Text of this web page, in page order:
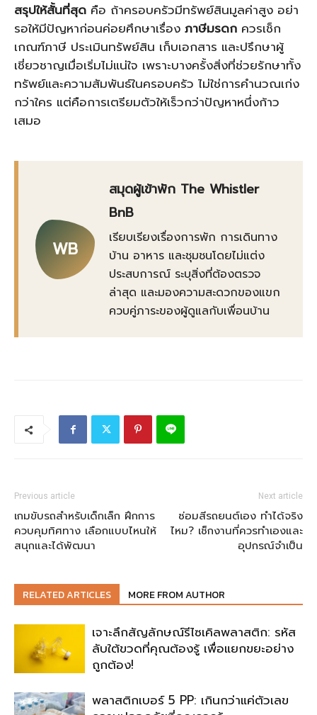
สรุปให้สั้นที่สุด คือ ถ้าครอบครัวมีทรัพย์สินมูลค่าสูง อย่า
รอให้มีปัญหาก่อนค่อยศึกษาเรื่อง ภาษีมรดก ควรเช็ก
เกณฑ์ภาษี ประเมินทรัพย์สิน เก็บเอกสาร และปรึกษาผู้
เชี่ยวชาญเมื่อเริ่มไม่แน่ใจ เพราะบางครั้งสิ่งที่ช่วยรักษาทั้ง
ทรัพย์และความสัมพันธ์ในครอบครัว ไม่ใช่การคำนวณเก่ง
กว่าใคร แต่คือการเตรียมตัวให้เร็วกว่าปัญหาหนึ่งก้าว
เสมอ
WB
สมุดผู้เข้าพัก The Whistler
BnB
เรียบเรียงเรื่องการพัก การเดินทาง
บ้าน อาหาร และชุมชนโดยไม่แต่ง
ประสบการณ์ ระบุสิ่งที่ต้องตรวจ
ล่าสุด และมองความสะดวกของแขก
ควบคู่ภาระของผู้ดูแลกับเพื่อนบ้าน
Previous article
เกมขับรถสำหรับเด็กเล็ก ฝึกการ
ควบคุมทิศทาง เลือกแบบไหนให้
สนุกและได้พัฒนา
Next article
ซ่อมสีรถยนต์เอง ทำได้จริง
ไหม? เช็กงานที่ควรทำเองและ
อุปกรณ์จำเป็น
RELATED ARTICLES MORE FROM AUTHOR
เจาะลึกสัญลักษณ์รีไซเคิลพลาสติก: รหัส
ลับใต้ขวดที่คุณต้องรู้ เพื่อแยกขยะอย่าง
ถูกต้อง!
พลาสติกเบอร์ 5 PP: เกินกว่าแค่ตัวเลข